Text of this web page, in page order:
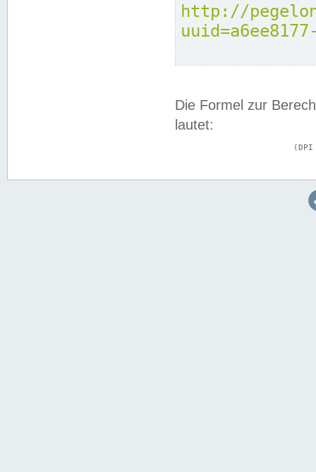
http://
Die Formel zur
lautet: